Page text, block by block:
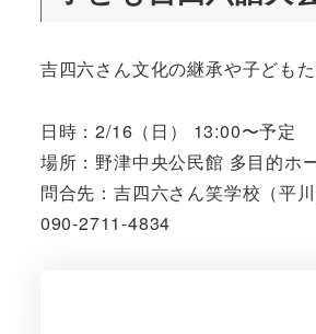
吉四六さん文化の継承や子ども
日時：2/16（日） 13:00〜予定
場所：野津中央公民館 多目的ホ
問合先：吉四六さん笑学校（平川
090-2711-4834